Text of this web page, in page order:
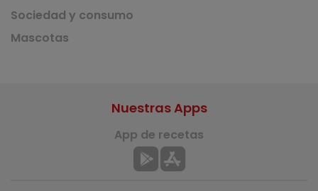
Sociedad y consumo
Mascotas
Nuestras Apps
App de recetas